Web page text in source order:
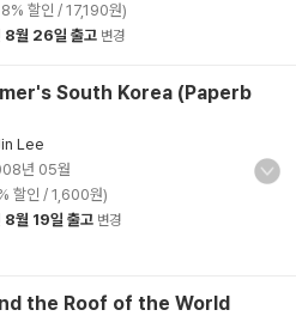
할인 / 17,190원)
8월 26일 출고 변경
South Korea (Paperb
Lee
년 05월
할인 / 1,600원)
8월 19일 출고 변경
the Roof of the World